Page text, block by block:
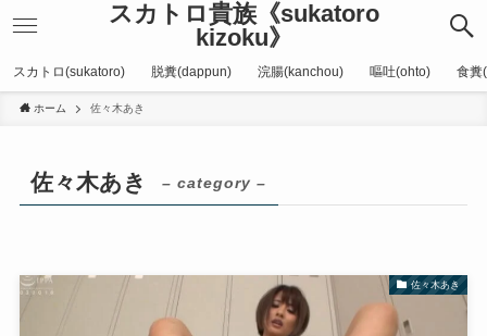
スカトロ貴族《sukatoro
kizoku》
スカトロ(sukatoro) 脱糞(dappun) 浣腸(kanchou) 嘔吐(ohto) 食糞
ホーム 佐々木あき
佐々木あき – category –
佐々木あき